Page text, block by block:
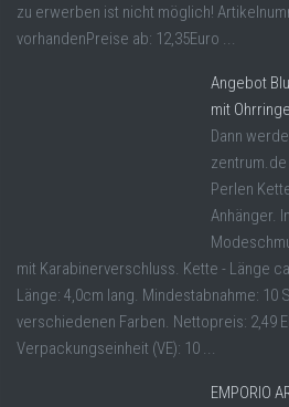
zu erwerben ist nicht möglich!
vorhandenPreise ab: 12,35Euro ...
Angebot
mit Ohrringe
Dann
Perlen
Anhänger.
mit Karabinerverschluss. Kette - Länge
Länge: 4,0cm lang. Mindestabnahme: 10
verschiedenen Farben. Nettopreis: 2,49
Verpackungseinheit (VE): 10 ...
EMPORIO